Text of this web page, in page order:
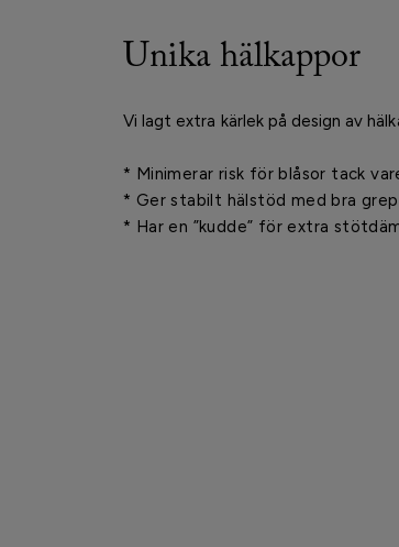
Unika hälkappor
Vi lagt extra kärlek på design av
* Minimerar risk för blåsor tack
* Ger stabilt hälstöd med bra
* Har en ”kudde” för extra